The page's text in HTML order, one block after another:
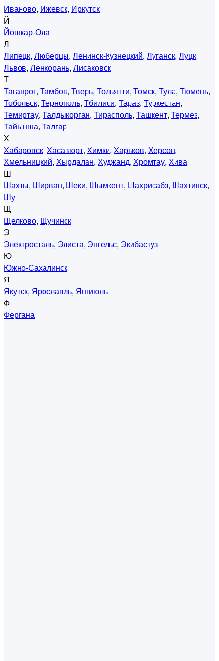
Иваново, Ижевск, Иркутск
Й
Йошкар-Ола
Л
Липецк, Люберцы, Ленинск-Кузнецкий, Луганск, Луцк,
Львов, Ленкорань, Лисаковск
Т
Таганрог, Тамбов, Тверь, Тольятти, Томск, Тула, Тюмень,
Тобольск, Тернополь, Тбилиси, Тараз, Туркестан,
Темиртау, Талдыкорган, Тирасполь, Ташкент, Термез,
Тайынша, Талгар
Х
Хабаровск, Хасавюрт, Химки, Харьков, Херсон,
Хмельницкий, Хырдалан, Худжанд, Хромтау, Хива
Ш
Шахты, Ширван, Шеки, Шымкент, Шахрисабз, Шахтинск,
Шу
Щ
Щелково, Щучинск
Э
Электросталь, Элиста, Энгельс, Экибастуз
Ю
Южно-Сахалинск
Я
Якутск, Ярославль, Янгиюль
Ф
Фергана